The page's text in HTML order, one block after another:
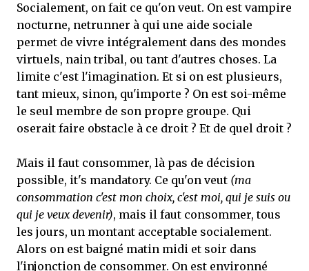
Socialement, on fait ce qu'on veut. On est vampire
nocturne, netrunner à qui une aide sociale
permet de vivre intégralement dans des mondes
virtuels, nain tribal, ou tant d'autres choses. La
limite c'est l'imagination. Et si on est plusieurs,
tant mieux, sinon, qu'importe ? On est soi-même
le seul membre de son propre groupe. Qui
oserait faire obstacle à ce droit ? Et de quel droit ?
Mais il faut consommer, là pas de décision
possible, it's mandatory. Ce qu'on veut (ma
consommation c'est mon choix, c'est moi, qui je suis ou
qui je veux devenir), mais il faut consommer, tous
les jours, un montant acceptable socialement.
Alors on est baigné matin midi et soir dans
l'injonction de consommer. On est environné